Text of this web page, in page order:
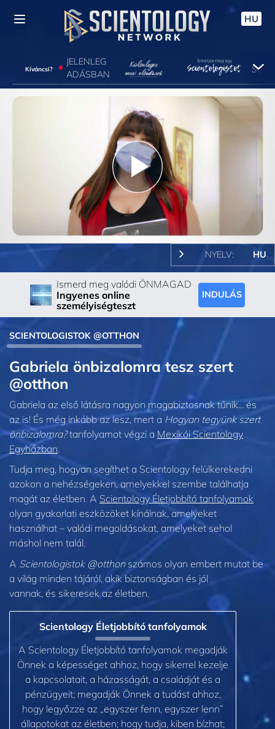
HU
Kíváncsi?
JELENLEG
ADÁSBAN
Play
Video
NYELV: HU
Ismerd meg valódi ÖNMAGAD
Ingyenes online
személyiségteszt
INDULÁS
SCIENTOLOGISTOK @OTTHON
Gabriela önbizalomra tesz szert
@otthon
Gabriela az első látásra nagyon magabiztosnak tűnik... és
az is! És még inkább az lesz, mert a Hogyan tegyünk szert
önbizalomra?tanfolyamot végzi a Mexikói Scientology
Egyházban.
Tudja meg, hogyan segíthet a Scientology felülkerekedni
azokon a nehézségeken, amelyekkel szembe találhatja
magát az életben. A Scientology Életjobbító tanfolyamok
olyan gyakorlati eszközöket kínálnak, amelyeket
használhat – valódi megoldásokat, amelyeket sehol
máshol nem talál.
A Scientologistok @otthonszámos olyan embert mutat be
a világ minden tájáról, akik biztonságban és jól
vannak, és sikeresek az életben.
Scientology Életjobbító tanfolyamok
A Scientology Életjobbító tanfolyamok megadják
Önnek a képességet ahhoz, hogy sikerrel kezelje
a kapcsolatait, a házasságát, a családját és a
pénzügyeit; megadják Önnek a tudást ahhoz,
hogy legyőzze az „egyszer fenn, egyszer lenn”
állapotokat az életben; hogy tudja, kiben bízhat;